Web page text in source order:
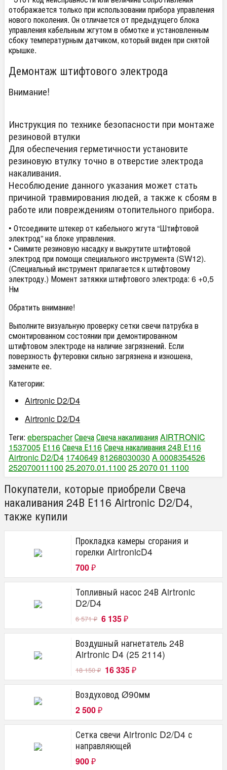
отображается только при использовании прибора управления
нового поколения. Он отличается от предыдущего блока
управления кабельным жгутом в обмотке и установленным
сбоку температурным датчиком, который виден при снятой
крышке.
Демонтаж штифтового электрода
Внимание!
Инструкция по технике безопасности при монтаже
резиновой втулки
Для обеспечения герметичности установите
резиновую втулку точно в отверстие электрода
накаливания.
Несоблюдение данного указания может стать
причиной травмирования людей, а также к сбоям в
работе или повреждениям отопительного прибора.
• Отсоедините штекер от кабельного жгута “Штифтовой
электрод” на блоке управления.
• Снимите резиновую насадку и выкрутите штифтовой
электрод при помощи специального инструмента (SW12).
(Cпециальный инструмент прилагается к штифтовому
электроду.) Момент затяжки штифтового электрода: 6 +0,5
Нм
Обратить внимание!
Выполните визуальную проверку сетки свечи патрубка в
смонтированном состоянии при демонтированном
штифтовом электроде на наличие загрязнений. Если
поверхность футеровки сильно загрязнена и изношена,
замените ее.
Категории:
Airtronic D2/D4
Airtronic D2/D4
Теги: eberspacherСвечаСвеча накаливанияAIRTRONIC
1537005 Е116Свеча Е116Свеча накаливания 24В Е116
Airtronic D2/D4 174064981268030030 A 0008354526
252070011100 25.2070.01.1100 25 2070 01 1100
Покупатели, которые приобрели Свеча
накаливания 24В Е116 Airtronic D2/D4,
также купили
Прокладка камеры сгорания и
горелки AirtronicD4
700 ₽
Топливный насос 24В Airtronic
D2/D4
6 571₽ 6 135 ₽
Воздушный нагнетатель 24В
Airtronic D4 (25 2114)
18 150₽ 16 335 ₽
Воздуховод Ø90мм
2 500 ₽
Сетка свечи Airtronic D2/D4 с
направляющей
900 ₽